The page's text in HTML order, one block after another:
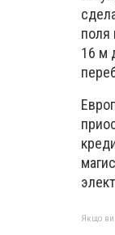
поля
16 м
Якщо ви